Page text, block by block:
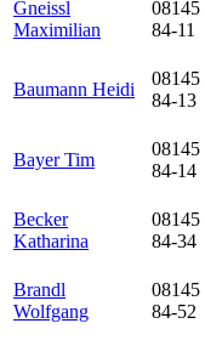
Gneissl
Maximilian
08145
84-11
Baumann Heidi
08145
84-13
Bayer Tim
08145
84-14
Becker
Katharina
08145
84-34
Brandl
Wolfgang
08145
84-52